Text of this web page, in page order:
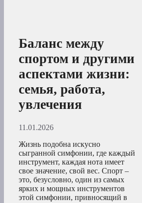
Баланс между
спортом и другими
аспектами жизни:
семья, работа,
увлечения
11.01.2026
Жизнь подобна искусно
сыгранной симфонии, где каждый
инструмент, каждая нота имеет
свое значение, свой вес. Спорт –
это, безусловно, один из самых
ярких и мощных инструментов
этой симфонии, привносящий в